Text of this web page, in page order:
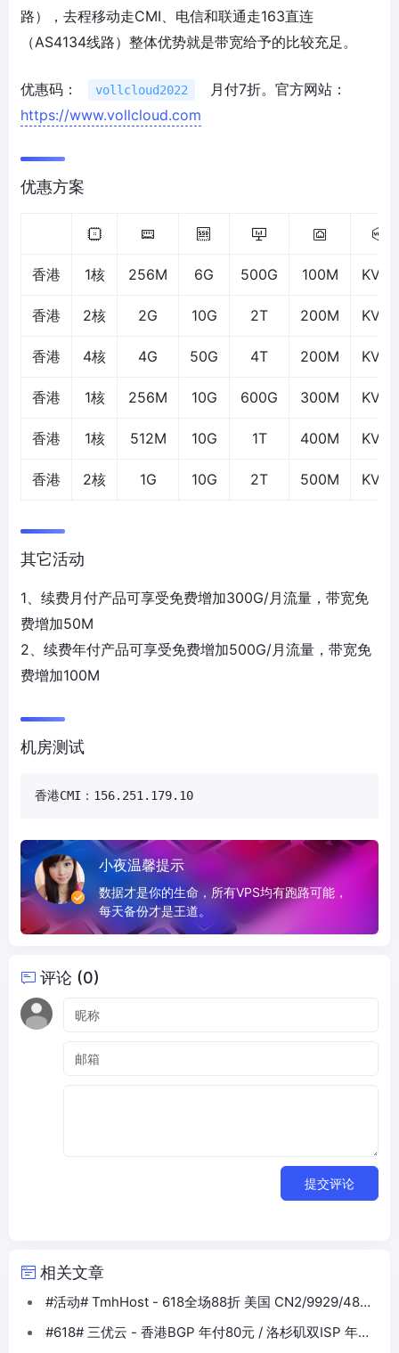
路），去程移动走CMI、电信和联通走163直连
（AS4134线路）整体优势就是带宽给予的比较充足。
优惠码： vollcloud2022
月付7折。官方网站：
https://www.vollcloud.com
优惠方案
香港 1核 256M 6G 500G 100M KVM
香港 2核 2G 10G 2T 200M KVM
香港 4核 4G 50G 4T 200M KVM
香港 1核 256M 10G 600G 300M KVM
香港 1核 512M 10G 1T 400M KVM
香港 2核 1G 10G 2T 500M KVM
其它活动
1、续费月付产品可享受免费增加300G/月流量，带宽免
费增加50M
2、续费年付产品可享受免费增加500G/月流量，带宽免
费增加100M
机房测试
香港CMI：156.251.179.10
小夜温馨提示
数据才是你的生命，所有VPS均有跑路可能，
每天备份才是王道。
评论 (0)
提交评论
相关文章
#活动# TmhHost - 618全场88折 美国 CN2/9929/4837
#618# 三优云 - 香港BGP 年付80元 / 洛杉矶双ISP 年付